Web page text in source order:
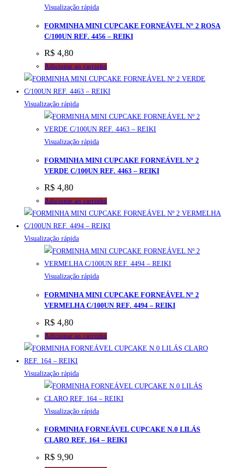
Visualização rápida
FORMINHA MINI CUPCAKE FORNEÁVEL Nº 2 ROSA
C/100UN REF. 4456 – REIKI
R$ 4,80
Adicionar ao carrinho
Visualização rápida
Visualização rápida
FORMINHA MINI CUPCAKE FORNEÁVEL Nº 2
VERDE C/100UN REF. 4463 – REIKI
R$ 4,80
Adicionar ao carrinho
Visualização rápida
Visualização rápida
FORMINHA MINI CUPCAKE FORNEÁVEL Nº 2
VERMELHA C/100UN REF. 4494 – REIKI
R$ 4,80
Adicionar ao carrinho
Visualização rápida
Visualização rápida
FORMINHA FORNEÁVEL CUPCAKE N.0 LILÁS
CLARO REF. 164 – REIKI
R$ 9,90